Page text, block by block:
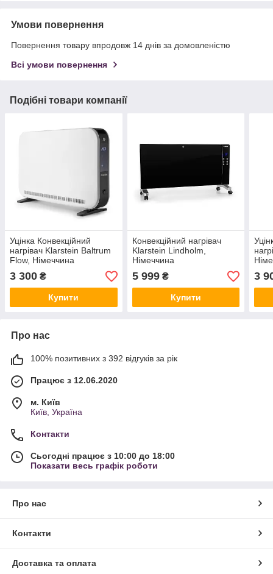
Умови повернення
Повернення товару впродовж 14 днів за домовленістю
Всі умови повернення
Подібні товари компанії
Уцінка Конвекційний
нагрівач Klarstein Baltrum
Flow, Німеччина
3 300 ₴
Купити
Конвекційний нагрівач
Klarstein Lindholm,
Німеччина
5 999₴
Купити
3
Про нас
100% позитивних з 392 відгуків за рік
Працює з 12.06.2020
м. Київ
Київ, Україна
Контакти
Сьогодні працює з 10:00 до 18:00
Показати весь графік роботи
Про нас
Контакти
Доставка та оплата